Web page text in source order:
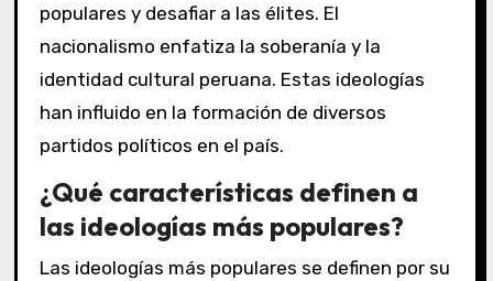
populares y desafiar a las élites. El
nacionalismo enfatiza la soberanía y la
identidad cultural peruana. Estas ideologías
han influido en la formación de diversos
partidos políticos en el país.
¿Qué características definen a
las ideologías más populares?
Las ideologías más populares se definen por su